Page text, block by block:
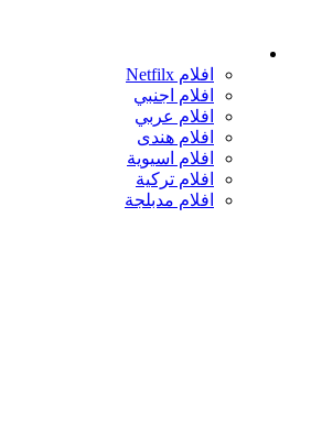
افلام Netfilx
افلام اجنبي
افلام عربي
افلام هندى
افلام اسيوية
افلام تركية
افلام مدبلجة